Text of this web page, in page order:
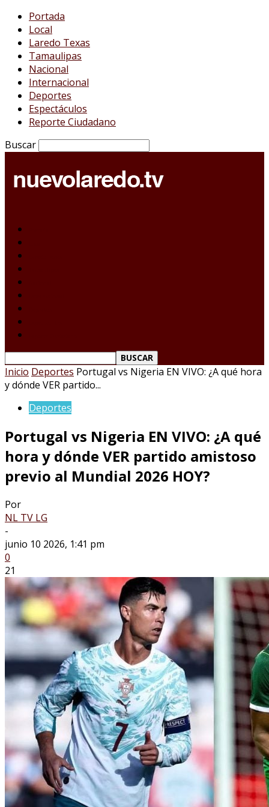
Portada
Local
Laredo Texas
Tamaulipas
Nacional
Internacional
Deportes
Espectáculos
Reporte Ciudadano
Buscar
Inicio Deportes Portugal vs Nigeria EN VIVO: ¿A qué hora
y dónde VER partido...
Deportes
Portugal vs Nigeria EN VIVO: ¿A qué
hora y dónde VER partido amistoso
previo al Mundial 2026 HOY?
Por
NL TV LG
-
junio 10 2026, 1:41 pm
0
21